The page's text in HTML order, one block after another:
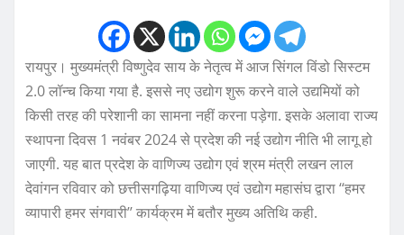
रायपुर। मुख्यमंत्री विष्णुदेव साय के नेतृत्व में आज सिंगल विंडो सिस्टम
2.0 लॉन्च किया गया है. इससे नए उद्योग शुरू करने वाले उद्यमियों को
किसी तरह की परेशानी का सामना नहीं करना पड़ेगा. इसके अलावा राज्य
स्थापना दिवस 1 नवंबर 2024 से प्रदेश की नई उद्योग नीति भी लागू हो
जाएगी. यह बात प्रदेश के वाणिज्य उद्योग एवं श्रम मंत्री लखन लाल
देवांगन रविवार को छत्तीसगढ़िया वाणिज्य एवं उद्योग महासंघ द्वारा ‘‘हमर
व्यापारी हमर संगवारी’’ कार्यक्रम में बतौर मुख्य अतिथि कही.